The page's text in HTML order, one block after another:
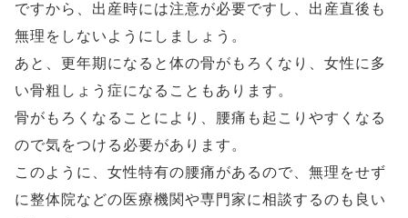
ですから、出産時には注意が必要ですし、出産直後も
無理をしないようにしましょう。
あと、更年期になると体の骨がもろくなり、女性に多
い骨粗しょう症になることもあります。
骨がもろくなることにより、腰痛も起こりやすくなる
ので気をつける必要があります。
このように、女性特有の腰痛があるので、無理をせず
に整体院などの医療機関や専門家に相談するのも良い